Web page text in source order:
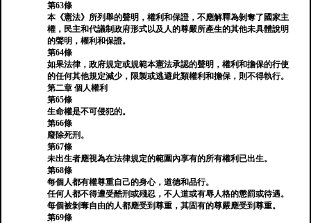
第63條
本《憲法》所列舉的聲明，權利和保證，不應解釋為剝奪了國家主
權，民主和代議制政府形式以及人的尊嚴所產生的其他未具體說明
的聲明，權利和保證。
第64條
如果法律，政府規定或規範本憲法承認的聲明，權利和擔保的行使
的任何其他規定減少，限製或逃避此類權利和擔保，則不得執行。
第二章 個人權利
第65條
生命權是不可侵犯的。
第66條
廢除死刑。
第67條
未出生者應視為在法律規定的範圍內享有的所有權利已出生。
第68條
每個人都有權尊重自己的身心，道德和品行。
任何人都不得遭受酷刑或殘忍，不人道或有辱人格的懲罰或待遇。
每個被剝奪自由的人都應受到尊重，其固有的尊嚴應受到尊重。
第69條